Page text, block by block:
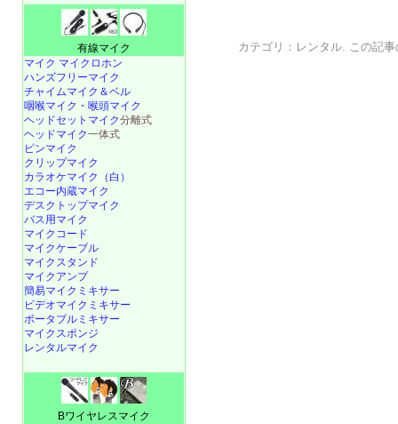
カテゴリ： レンタル. この記事
有線マイク
マイク マイクロホン
ハンズフリーマイク
チャイムマイク＆ベル
咽喉マイク・喉頭マイク
ヘッドセットマイク分離式
ヘッドマイク一体式
ピンマイク
クリップマイク
カラオケマイク（白）
エコー内蔵マイク
デスクトップマイク
バス用マイク
マイクコード
マイクケーブル
マイクスタンド
マイクアンプ
簡易マイクミキサー
ビデオマイクミキサー
ポータブルミキサー
マイクスポンジ
レンタルマイク
Bワイヤレスマイク